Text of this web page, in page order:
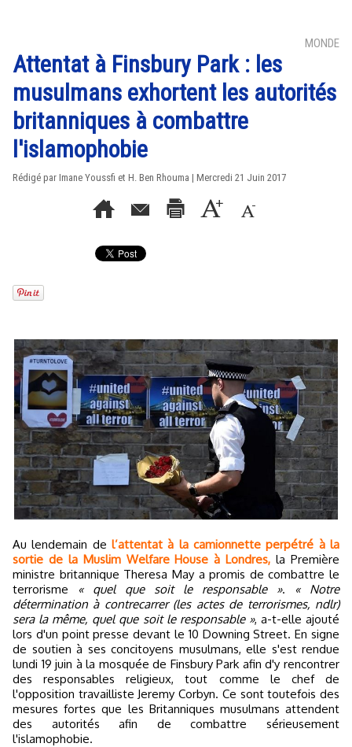
MONDE
Attentat à Finsbury Park : les
musulmans exhortent les autorités
britanniques à combattre
l'islamophobie
Rédigé par Imane Youssfi et H. Ben Rhouma | Mercredi 21 Juin 2017
Au lendemain de l’attentat à la camionnette perpétré à la
sortie de la Muslim Welfare House à Londres, la Première
ministre britannique Theresa May a promis de combattre le
terrorisme
« quel que soit le responsable ».
« Notre
détermination à contrecarrer (les actes de terrorismes, ndlr)
sera la même, quel que soit le responsable », a-t-elle ajouté
lors d'un point presse devant le 10 Downing Street. En signe
de soutien à ses concitoyens musulmans, elle s'est rendue
lundi 19 juin à la mosquée de Finsbury Park afin d'y rencontrer
des responsables religieux, tout comme le chef de
l'opposition travailliste Jeremy Corbyn. Ce sont toutefois des
mesures fortes que les Britanniques musulmans attendent
des autorités afin de combattre sérieusement
l'islamophobie.